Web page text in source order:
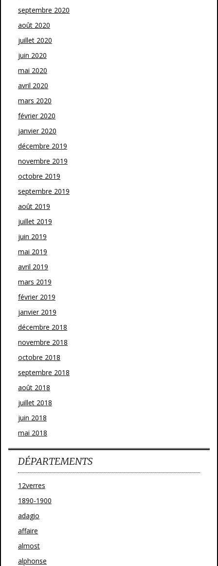
septembre 2020
août 2020
juillet 2020
juin 2020
mai 2020
avril 2020
mars 2020
février 2020
janvier 2020
décembre 2019
novembre 2019
octobre 2019
septembre 2019
août 2019
juillet 2019
juin 2019
mai 2019
avril 2019
mars 2019
février 2019
janvier 2019
décembre 2018
novembre 2018
octobre 2018
septembre 2018
août 2018
juillet 2018
juin 2018
mai 2018
DÉPARTEMENTS
12verres
1890-1900
adagio
affaire
almost
alphonse